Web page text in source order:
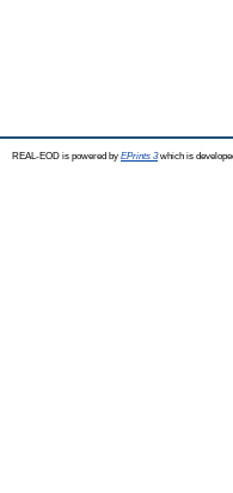
REAL-EOD is powered by EPrints 3which is